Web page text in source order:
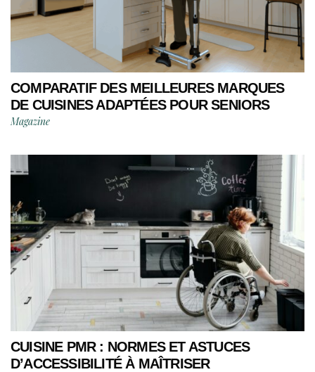
COMPARATIF DES MEILLEURES MARQUES
DE CUISINES ADAPTÉES POUR SENIORS
Magazine
CUISINE PMR : NORMES ET ASTUCES
D’ACCESSIBILITÉ À MAÎTRISER